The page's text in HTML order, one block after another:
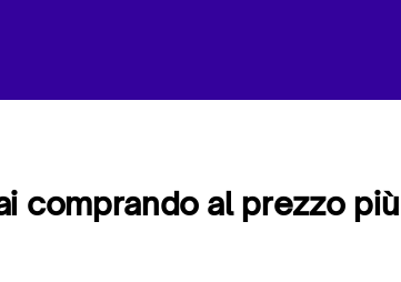
comprando al prezzo più